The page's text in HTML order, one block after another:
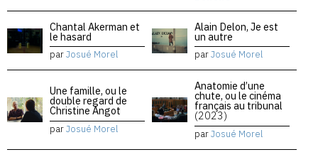
Chantal Akerman et
le hasard
parJosué Morel
Alain Delon, Je est
un autre
parJosué Morel
Une famille, ou le
double regard de
Christine Angot
parJosué Morel
Anatomie d’une
chute, ou le cinéma
français au tribunal
(2023)
parJosué Morel